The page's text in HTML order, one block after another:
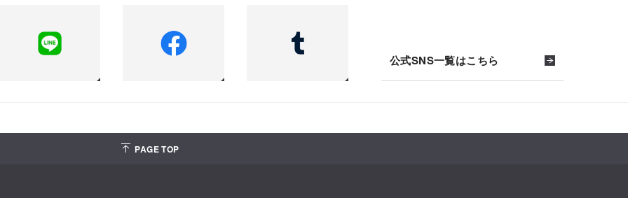
公式SNS一覧はこちら
PAGE TOP